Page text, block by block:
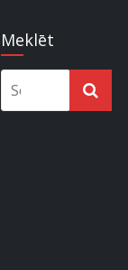
Meklēt